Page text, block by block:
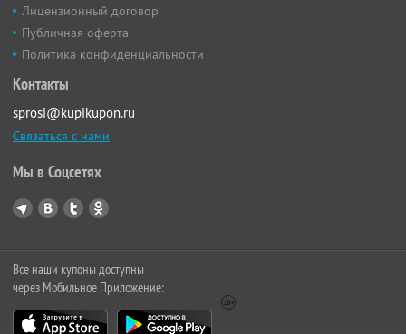
Лицензионный договор
Публичная оферта
Политика конфиденциальности
Контакты
sprosi@kupikupon.ru
Связаться с нами
Мы в Соцсетях
Все наши купоны доступны
через Мобильное Приложение: